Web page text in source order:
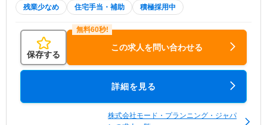
残業少なめ 住宅手当・補助 積極採用中
保存する
この求人を問い合わせる
詳細を見る
株式会社モード・プランニング・ジャパ